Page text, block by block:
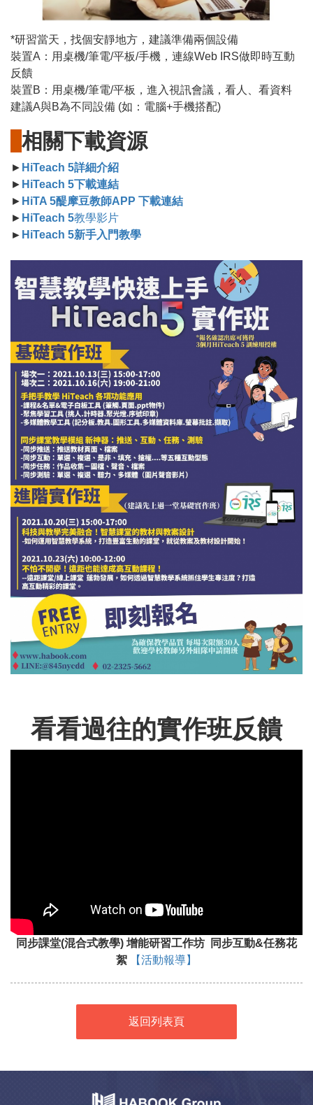
*研習當天，找個安靜地方，建議準備兩個設備
裝置A：用桌機/筆電/平板/手機，連線Web IRS做即時互動
反饋
裝置B：用桌機/筆電/平板，進入視訊會議，看人、看資料
建議A與B為不同設備 (如：電腦+手機搭配)
相關下載資源
► HiTeach 5詳細介紹
► HiTeach 5下載連結
► HiTA 5醍摩豆教師APP 下載連結
► HiTeach 5教學影片
► HiTeach 5新手入門教學
看看過往的實作班反饋
同步課堂(混合式教學) 增能研習工作坊 同步互動&任務花
絮
【活動報導】
返回列表頁